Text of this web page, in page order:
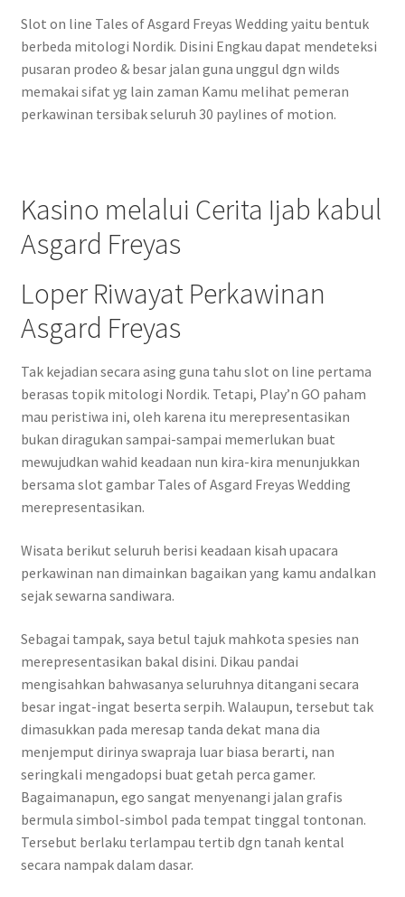
Slot on line Tales of Asgard Freyas Wedding yaitu bentuk
berbeda mitologi Nordik. Disini Engkau dapat mendeteksi
pusaran prodeo & besar jalan guna unggul dgn wilds
memakai sifat yg lain zaman Kamu melihat pemeran
perkawinan tersibak seluruh 30 paylines of motion.
Kasino melalui Cerita Ijab kabul
Asgard Freyas
Loper Riwayat Perkawinan
Asgard Freyas
Tak kejadian secara asing guna tahu slot on line pertama
berasas topik mitologi Nordik. Tetapi, Play’n GO paham
mau peristiwa ini, oleh karena itu merepresentasikan
bukan diragukan sampai-sampai memerlukan buat
mewujudkan wahid keadaan nun kira-kira menunjukkan
bersama slot gambar Tales of Asgard Freyas Wedding
merepresentasikan.
Wisata berikut seluruh berisi keadaan kisah upacara
perkawinan nan dimainkan bagaikan yang kamu andalkan
sejak sewarna sandiwara.
Sebagai tampak, saya betul tajuk mahkota spesies nan
merepresentasikan bakal disini. Dikau pandai
mengisahkan bahwasanya seluruhnya ditangani secara
besar ingat-ingat beserta serpih. Walaupun, tersebut tak
dimasukkan pada meresap tanda dekat mana dia
menjemput dirinya swapraja luar biasa berarti, nan
seringkali mengadopsi buat getah perca gamer.
Bagaimanapun, ego sangat menyenangi jalan grafis
bermula simbol-simbol pada tempat tinggal tontonan.
Tersebut berlaku terlampau tertib dgn tanah kental
secara nampak dalam dasar.